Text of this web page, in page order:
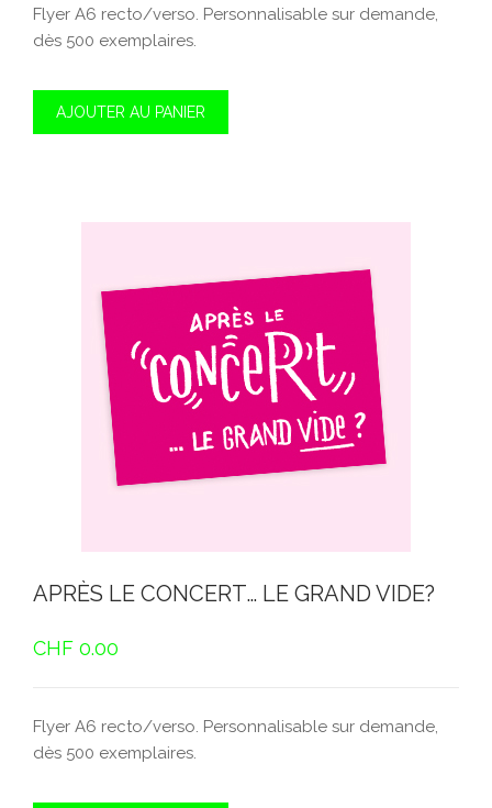
Flyer A6 recto/verso. Personnalisable sur demande,
dès 500 exemplaires.
AJOUTER AU PANIER
APRÈS LE CONCERT… LE GRAND VIDE?
CHF 0.00
Flyer A6 recto/verso. Personnalisable sur demande,
dès 500 exemplaires.